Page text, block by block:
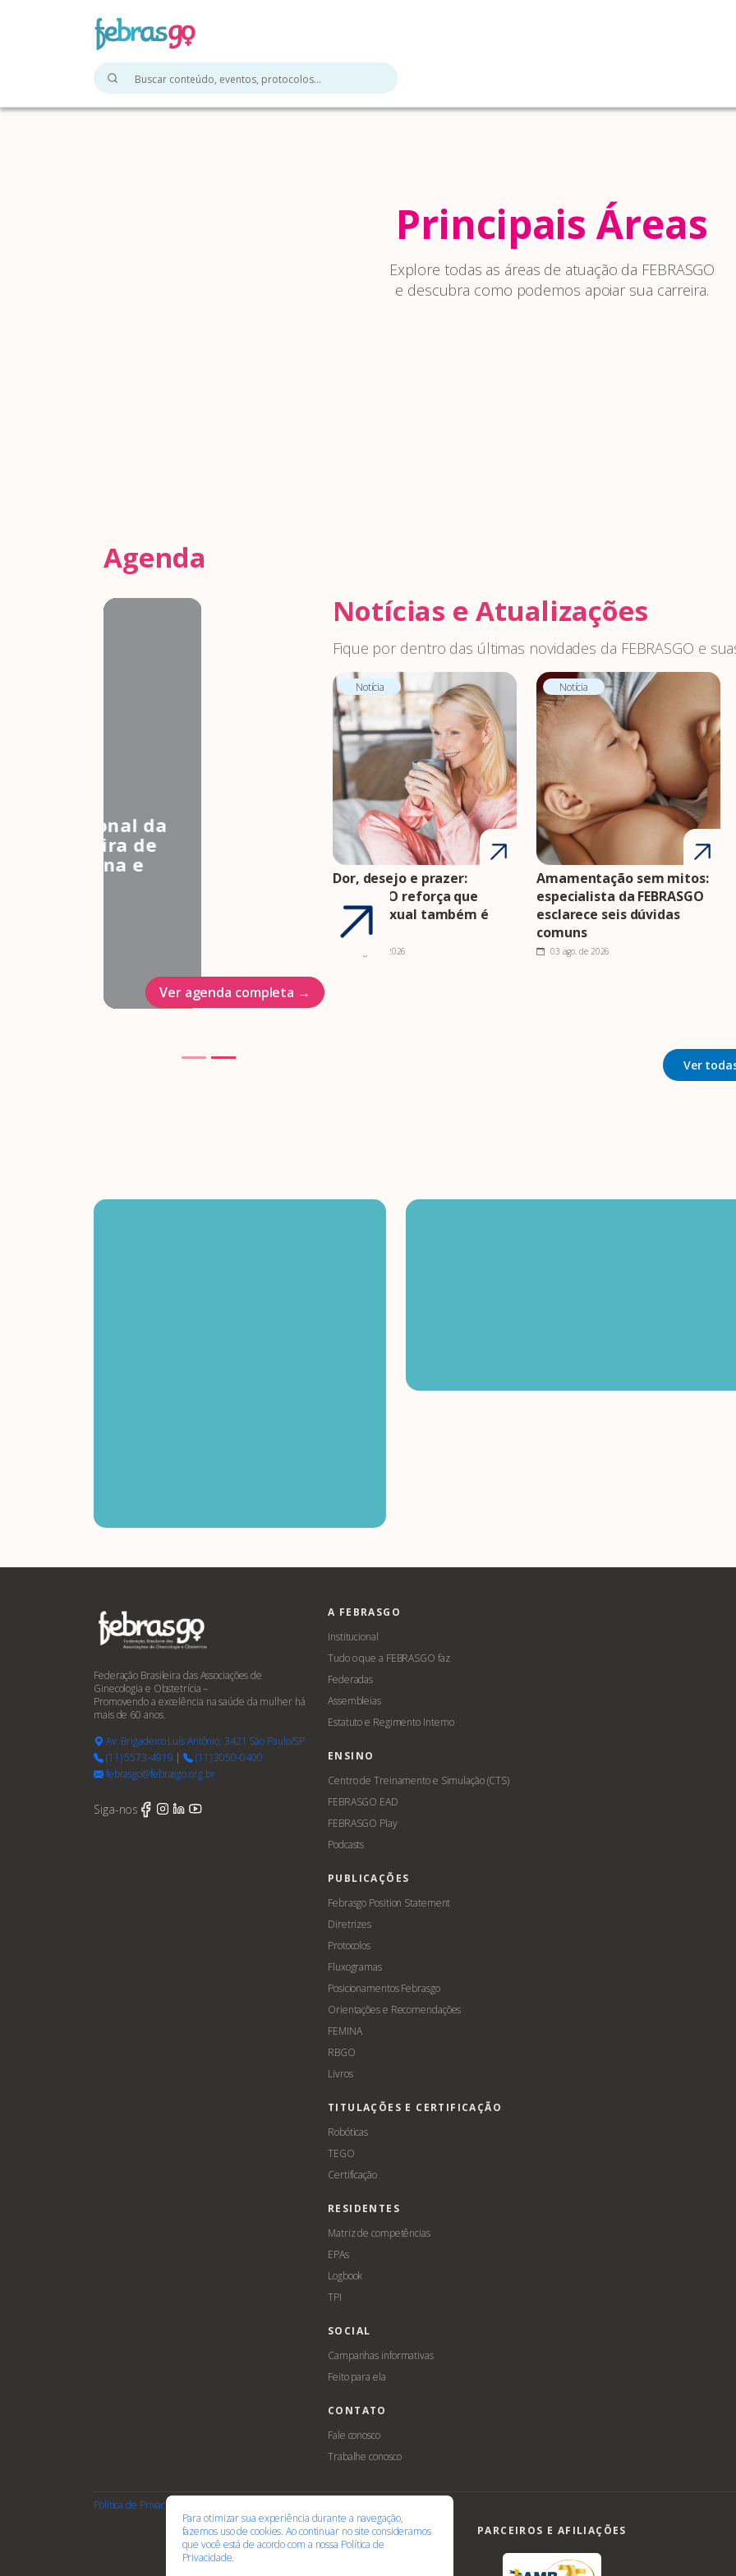
Principais Áreas
Explore todas as áreas de atuação da FEBRASGO
e descubra como podemos apoiar sua carreira.
Agenda
3º Congresso Nacional da
Associação Brasileira de
Estudos em Medicina e
Ver agenda completa →
Notícias e Atualizações
Fique por dentro das últimas novidades da FEBRASGO e
Notícia
Dor, desejo e prazer:
FEBRASGO reforça que
saúde sexual também é
saúde
05 ago. de 2026
Notícia
Amamentação sem mitos:
especialista da FEBRASGO
esclarece seis dúvidas
comuns
03 ago. de 2026
Ver
Federação Brasileira das Associações de
Ginecologia e Obstetrícia –
Promovendo a excelência na saúde da mulher há
mais de 60 anos.
Av. Brigadeiro Luís Antônio, 3421 São Paulo/SP
(11) 5573-4919 |
(11) 3050-0400
febrasgo@febrasgo.org.br
Siga-nos
A FEBRASGO
Institucional
Tudo o que a FEBRASGO faz
Federadas
Assembleias
Estatuto e Regimento Interno
ENSINO
Centro de Treinamento e Simulação (CTS)
FEBRASGO EAD
FEBRASGO Play
Podcasts
PUBLICAÇÕES
Febrasgo Position Statement
Diretrizes
Protocolos
Fluxogramas
Posicionamentos Febrasgo
Orientações e Recomendações
FEMINA
RBGO
Livros
TITULAÇÕES E CERTIFICAÇÃO
Robóticas
TEGO
Certificação
RESIDENTES
Matriz de competências
EPAs
Logbook
TPI
SOCIAL
Campanhas informativas
Feito para ela
CONTATO
Fale conosco
Trabalhe conosco
Política de Privacidade
PARCEIROS E AFILIAÇÕES
Para otimizar sua experiência durante a navegação,
fazemos uso de cookies. Ao continuar no site consideramos
que você está de acordo com a nossa Política de
Privacidade.